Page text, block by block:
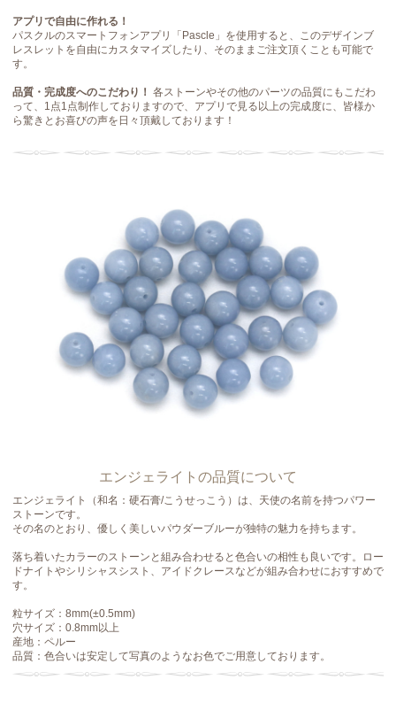
アプリで自由に作れる！
パスクルのスマートフォンアプリ「Pascle」を使用すると、このデザインブ
レスレットを自由にカスタマイズしたり、そのままご注文頂くことも可能で
す。
品質・完成度へのこだわり！ 各ストーンやその他のパーツの品質にもこだわ
って、1点1点制作しておりますので、アプリで見る以上の完成度に、皆様か
ら驚きとお喜びの声を日々頂戴しております！
エンジェライトの品質について
エンジェライト（和名：硬石膏/こうせっこう）は、天使の名前を持つパワー
ストーンです。
その名のとおり、優しく美しいパウダーブルーが独特の魅力を持ちます。
落ち着いたカラーのストーンと組み合わせると色合いの相性も良いです。ロー
ドナイトやシリシャスシスト、アイドクレースなどが組み合わせにおすすめで
す。
粒サイズ：8mm(±0.5mm)
穴サイズ：0.8mm以上
産地：ペルー
品質：色合いは安定して写真のようなお色でご用意しております。